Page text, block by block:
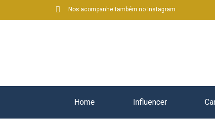
Nos acompanhe também no Instagram
Home Influencer